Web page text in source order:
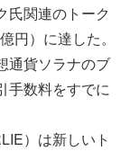
氏関連のトーク
円）に達した。
通貨ソラナのブ
手数料をすでに
）は新しいト